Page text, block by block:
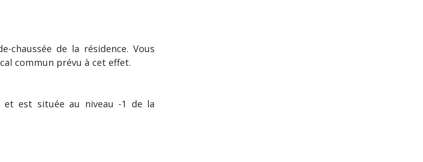
chaussée de la résidence. Vous
commun prévu à cet effet.
et est située au niveau -1 de la